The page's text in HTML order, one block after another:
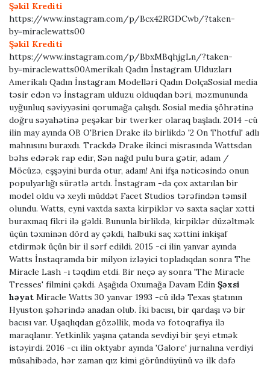
Şəkil Krediti
https://www.instagram.com/p/Bcx42RGDCwb/?taken-
by=miraclewatts00
Şəkil Krediti
https://www.instagram.com/p/BbxMBqhjgLn/?taken-
by=miraclewatts00Amerikalı Qadın İnstagram Ulduzları
Amerikalı Qadın İnstagram Modelləri Qadın DolçaSosial media
təsir edən və İnstagram ulduzu olduqdan bəri, məzmununda
uyğunluq səviyyəsini qorumağa çalışdı. Sosial media şöhrətinə
doğru səyahətinə peşəkar bir twerker olaraq başladı. 2014 -cü
ilin may ayında OB O'Brien Drake ilə birlikdə '2 On Thotful' adlı
mahnısını buraxdı. Trackdə Drake ikinci misrasında Wattsdan
bəhs edərək rap edir, Sən nağd pulu bura gətir, adam /
Möcüzə, eşşəyini burda otur, adam! Ani ifşa nəticəsində onun
populyarlığı sürətlə artdı. İnstagram -da çox axtarılan bir
model oldu və xeyli müddət Facet Studios tərəfindən təmsil
olundu. Watts, eyni vaxtda saxta kirpiklər və saxta saçlar xətti
buraxmaq fikri ilə gəldi. Bununla birlikdə, kirpiklər düzəltmək
üçün təxminən dörd ay çəkdi, halbuki saç xəttini inkişaf
etdirmək üçün bir il sərf edildi. 2015 -ci ilin yanvar ayında
Watts İnstaqramda bir milyon izləyici topladıqdan sonra The
Miracle Lash -ı təqdim etdi. Bir neçə ay sonra 'The Miracle
Tresses' filmini çəkdi. Aşağıda Oxumağa Davam Edin Şəxsi
həyat Miracle Watts 30 yanvar 1993 -cü ildə Texas ştatının
Hyuston şəhərində anadan olub. İki bacısı, bir qardaşı və bir
bacısı var. Uşaqlıqdan gözəllik, moda və fotoqrafiya ilə
maraqlanır. Yetkinlik yaşına çatanda sevdiyi bir şeyi etmək
istəyirdi. 2016 -cı ilin oktyabr ayında 'Galore' jurnalına verdiyi
müsahibədə, hər zaman qız kimi göründüyünü və ilk dəfə